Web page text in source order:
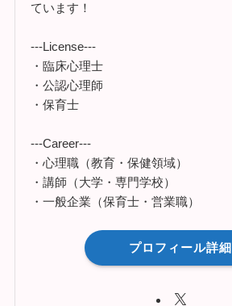
ています！
---License---
・臨床心理士
・公認心理師
・保育士
---Career---
・心理職（教育・保健領域）
・講師（大学・専門学校）
・一般企業（保育士・営業職）
プロフィール詳細